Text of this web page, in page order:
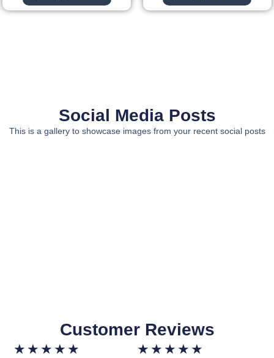
Social Media Posts
This is a gallery to showcase images from your recent social posts
Customer Reviews
★ ★ ★ ★ ★ ★ ★ ★ ★ ★